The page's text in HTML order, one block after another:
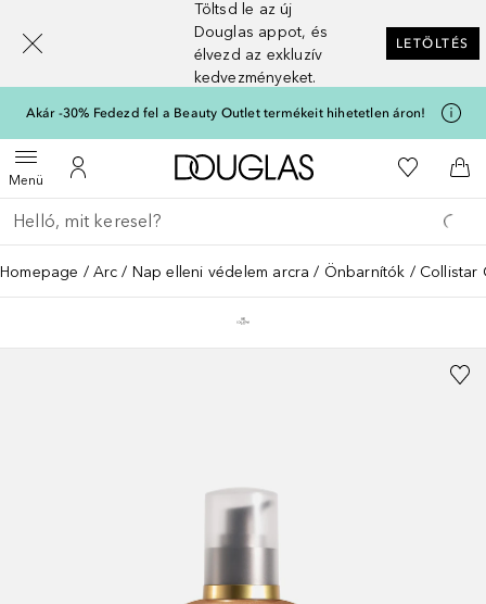
Töltsd le az új
Douglas appot, és
élvezd az exkluzív
kedvezményeket.
LETÖLTÉS
Akár -30% Fedezd fel a Beauty Outlet termékeit hihetetlen áron!
MenüMenü megnyitása
A fiókomhoz
A Douglas Főoldalra
A
Menj vissza
Keresés végrehajtása
Homepage Arc Nap elleni védelem arcra Önbarnítók Collistar
[navigation.slideout.screenreader]